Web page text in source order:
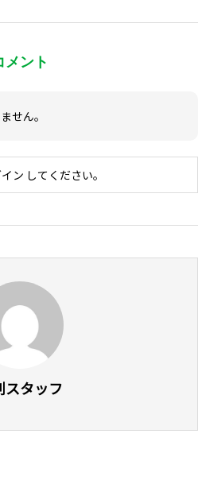
メント
せん。
ン してください。
スタッフ